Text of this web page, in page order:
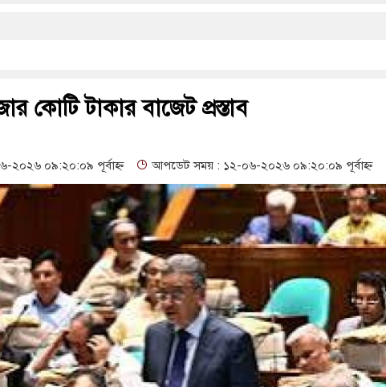
গ্যাস সংকট চুলা জ্বলে না, পাম্পে দীর্ঘ লাইন
সার্ভিস সেন্টারের উদ্বোধন গনবিজ্ঞপ্তি--সুনামগঞ্জ জেলা প্রশাসন
১৬১৩ শিক্ষকের পদ শূন্য, ৪৫১টি প্রাথমিক বিদ্যালয়ে নেই প্রধান শিক্ষক
ও সুষ্ঠু বিচার দাবি
কোটি টাকার বাজেট প্রস্তাব
০৯:২০:০৯ পূর্বাহ্ন আপডেট সময় : ১২-০৬-২০২৬ ০৯:২০:০৯ পূর্বাহ্ন